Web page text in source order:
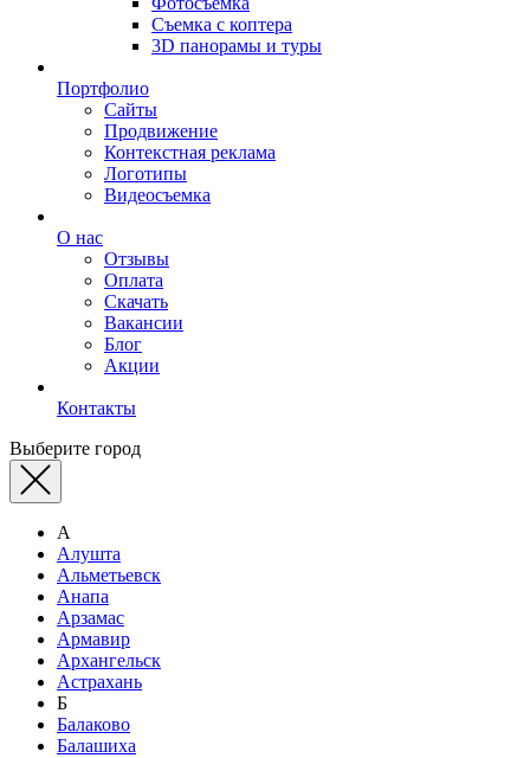
Съемка с коптера
3D панорамы и туры
Портфолио
Сайты
Продвижение
Контекстная реклама
Логотипы
Видеосъемка
О нас
Отзывы
Оплата
Скачать
Вакансии
Блог
Акции
Контакты
Выберите город
А
Алушта
Альметьевск
Анапа
Арзамас
Армавир
Архангельск
Астрахань
Б
Балаково
Балашиха